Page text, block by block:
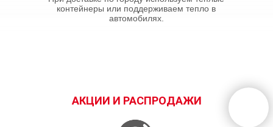
контейнеры или поддерживаем тепло в
автомобилях.
АКЦИИ И РАСПРОДАЖИ